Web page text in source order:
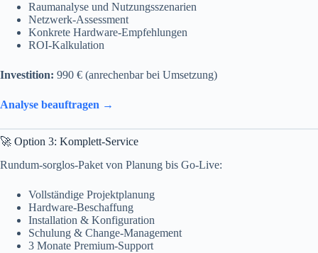
Raumanalyse und Nutzungsszenarien
Netzwerk-Assessment
Konkrete Hardware-Empfehlungen
ROI-Kalkulation
Investition: 990 € (anrechenbar bei Umsetzung)
Analyse beauftragen →
🚀 Option 3: Komplett-Service
Rundum-sorglos-Paket von Planung bis Go-Live:
Vollständige Projektplanung
Hardware-Beschaffung
Installation & Konfiguration
Schulung & Change-Management
3 Monate Premium-Support